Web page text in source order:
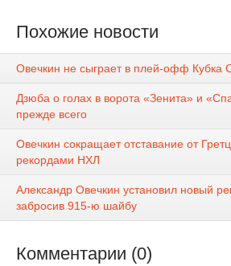
Похожие новости
Овечкин не сыграет в плей-офф Кубка
Дзюба о голах в ворота «Зенита» и
прежде всего
Овечкин сокращает отставание от
рекордами НХЛ
Александр Овечкин установил новый
забросив 915-ю шайбу
Комментарии (0)